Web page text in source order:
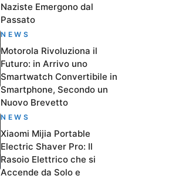
Naziste Emergono dal
Passato
NEWS
Motorola Rivoluziona il
Futuro: in Arrivo uno
Smartwatch Convertibile in
Smartphone, Secondo un
Nuovo Brevetto
NEWS
Xiaomi Mijia Portable
Electric Shaver Pro: Il
Rasoio Elettrico che si
Accende da Solo e